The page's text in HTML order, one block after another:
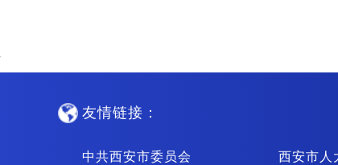
友情链接：
中共西安市委员会 西安市人